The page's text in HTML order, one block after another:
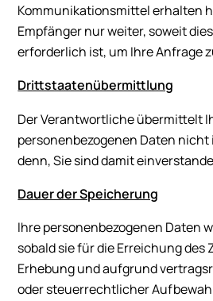
Kommunikationsmittel erhalten
Empfänger nur weiter, soweit
erforderlich ist, um Ihre Anfrage
Drittstaatenübermittlung
Der Verantwortliche übermittelt
personenbezogenen Daten nicht
denn, Sie sind damit
Dauer der Speicherung
Ihre personenbezogenen Daten
sobald sie für die Erreichung des
Erhebung und aufgrund
oder steuerrechtlicher